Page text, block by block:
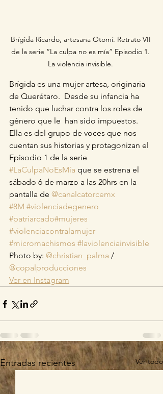
Brígida Ricardo, artesana Otomí. Retrato VII
de la serie “La culpa no es mía” Episodio 1.
La violencia invisible.
Brígida es una mujer artesa, originaria
de Querétaro.  Desde su infancia ha
tenido que luchar contra los roles de
género que le  han sido impuestos.
Ella es del grupo de voces que nos
cuentan sus historias y protagonizan el
Episodio 1 de la serie
#LaCulpaNoEsMía que se estrena el
sábado 6 de marzo a las 20hrs en la
pantalla de @canalcatorcemx
#8M #violenciadegenero
#patriarcado#mujeres
#violenciacontralamujer
#micromachismos #laviolenciainvisible
Photo by: @christian_palma /
@copalproducciones
Ver en Instagram
Entradas recientes Ver todo